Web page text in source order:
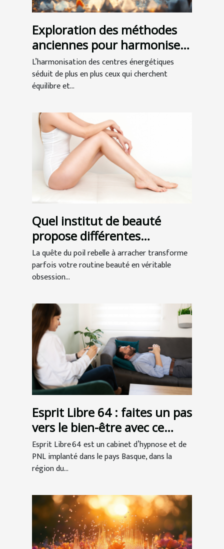
Exploration des méthodes
anciennes pour harmoniser
les centres énergétiques
L’harmonisation des centres énergétiques
séduit de plus en plus ceux qui cherchent
équilibre et...
Quel institut de beauté
propose différentes
épilations à Bordeaux ?
La quête du poil rebelle à arracher transforme
parfois votre routine beauté en véritable
obsession...
Esprit Libre 64 : faites un pas
vers le bien-être avec ce
cabinet d’hypnose à Anglet !
Esprit Libre 64 est un cabinet d’hypnose et de
PNL implanté dans le pays Basque, dans la
région du...